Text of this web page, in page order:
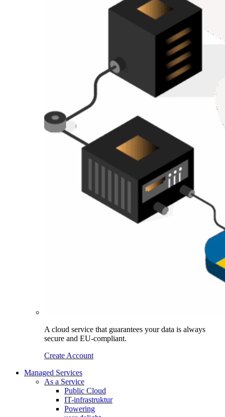
A cloud service that guarantees your data is always
secure and EU-compliant.
Create Account
Managed Services
As a Service
Public Cloud
IT-infrastruktur
Powering